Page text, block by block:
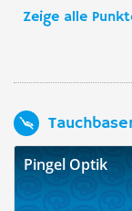
Zeige alle
Pingel Optik